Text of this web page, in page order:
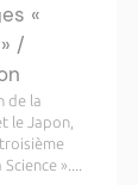
«
/
de la
le Japon,
troisième
»....